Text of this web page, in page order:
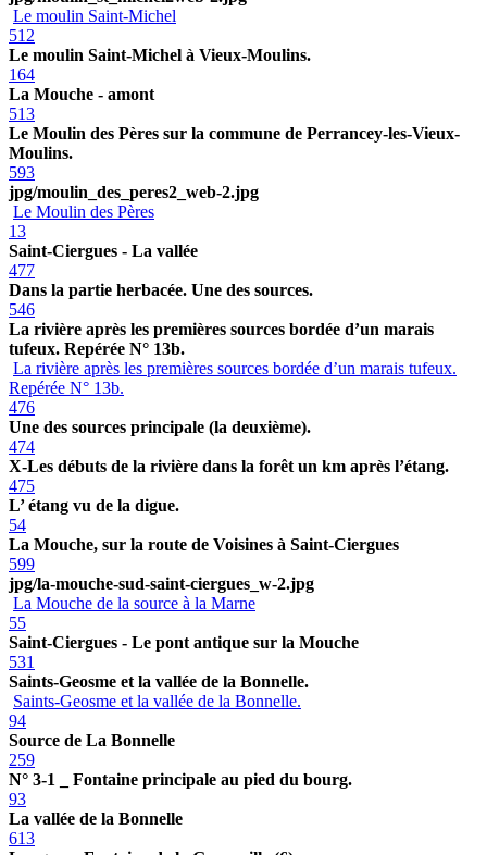
Le moulin Saint-Michel
512
Le moulin Saint-Michel à Vieux-Moulins.
164
La Mouche - amont
513
Le Moulin des Pères sur la commune de Perrancey-les-Vieux-
Moulins.
593
jpg/moulin_des_peres2_web-2.jpg
Le Moulin des Pères
13
Saint-Ciergues - La vallée
477
Dans la partie herbacée. Une des sources.
546
La rivière après les premières sources bordée d’un marais
tufeux. Repérée N° 13b.
La rivière après les premières sources bordée d’un marais tufeux.
Repérée N° 13b.
476
Une des sources principale (la deuxième).
474
X-Les débuts de la rivière dans la forêt un km après l’étang.
475
L’ étang vu de la digue.
54
La Mouche, sur la route de Voisines à Saint-Ciergues
599
jpg/la-mouche-sud-saint-ciergues_w-2.jpg
La Mouche de la source à la Marne
55
Saint-Ciergues - Le pont antique sur la Mouche
531
Saints-Geosme et la vallée de la Bonnelle.
Saints-Geosme et la vallée de la Bonnelle.
94
Source de La Bonnelle
259
N° 3-1 _ Fontaine principale au pied du bourg.
93
La vallée de la Bonnelle
613